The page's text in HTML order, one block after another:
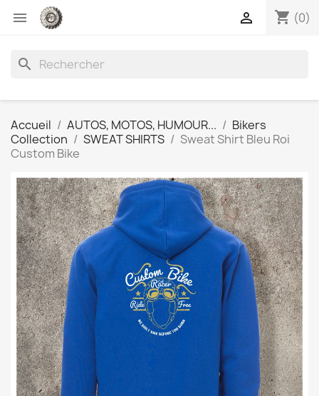
 shopping_cart (0)

search
Accueil AUTOS, MOTOS, HUMOUR...
Bikers
Collection
SWEAT SHIRTS
Sweat Shirt Bleu Roi
Custom Bike